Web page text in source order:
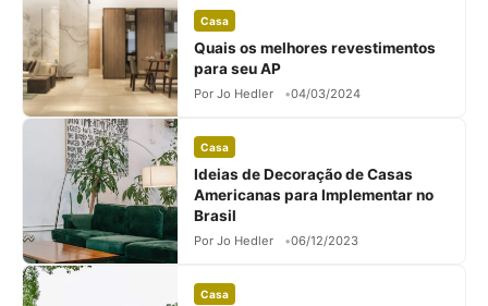
Casa
Quais os melhores revestimentos
para seu AP
Por Jo Hedler 04/03/2024
Casa
Ideias de Decoração de Casas
Americanas para Implementar no
Brasil
Por Jo Hedler 06/12/2023
Casa